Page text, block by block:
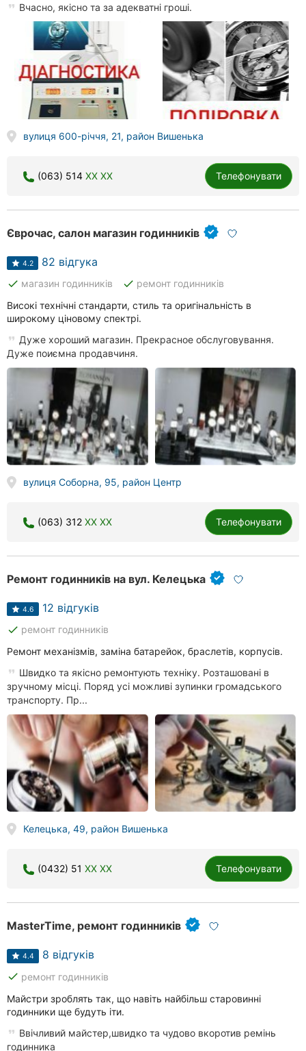
Вчасно, якісно та за адекватні гроші.
вулиця 600-річчя, 21, район Вишенька
(063) 514 XX XX Телефонувати
Єврочас, салон магазин годинників
4.2 82 відгука
done магазин годинників done ремонт годинників
Високі технічні стандарти, стиль та оригінальність в
широкому ціновому спектрі.
Дуже хороший магазин. Прекрасное обслуговування.
Дуже поиємна продавчиня.
вулиця Соборна, 95, район Центр
(063) 312 XX XX Телефонувати
Ремонт годинників на вул. Келецька
4.6 12 відгуків
done ремонт годинників
Ремонт механізмів, заміна батарейок, браслетів, корпусів.
Швидко та якісно ремонтують техніку. Розташовані в
зручному місці. Поряд усі можливі зупинки громадського
транспорту. Пр...
Келецька, 49, район Вишенька
(0432) 51 XX XX Телефонувати
MasterTime, ремонт годинників
4.4 8 відгуків
done ремонт годинників
Майстри зроблять так, що навіть найбільш старовинні
годинники ще будуть іти.
Ввічливий майстер,швидко та чудово вкоротив ремінь
годинника